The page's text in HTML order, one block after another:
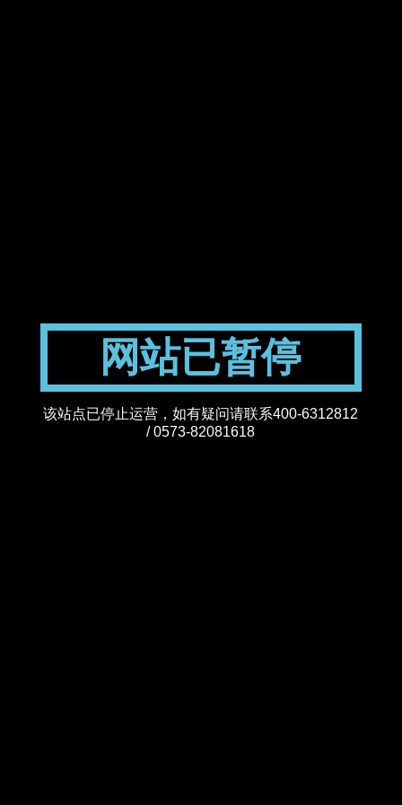
网站已暂停
该站点已停止运营，如有疑问请联系400-6312812
/ 0573-82081618